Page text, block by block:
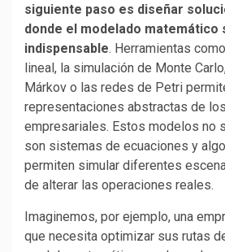
siguiente paso es diseñar
donde el modelado matemático
indispensable. Herramientas
lineal, la simulación de Monte
Márkov o las redes de Petri
representaciones abstractas de
empresariales. Estos modelos no
son sistemas de ecuaciones y
permiten simular diferentes
de alterar las operaciones reales.
Imaginemos, por ejemplo, una
que necesita optimizar sus rutas